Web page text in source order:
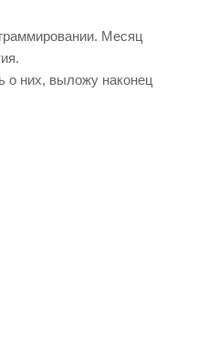
Месяц
о них, выложу наконец